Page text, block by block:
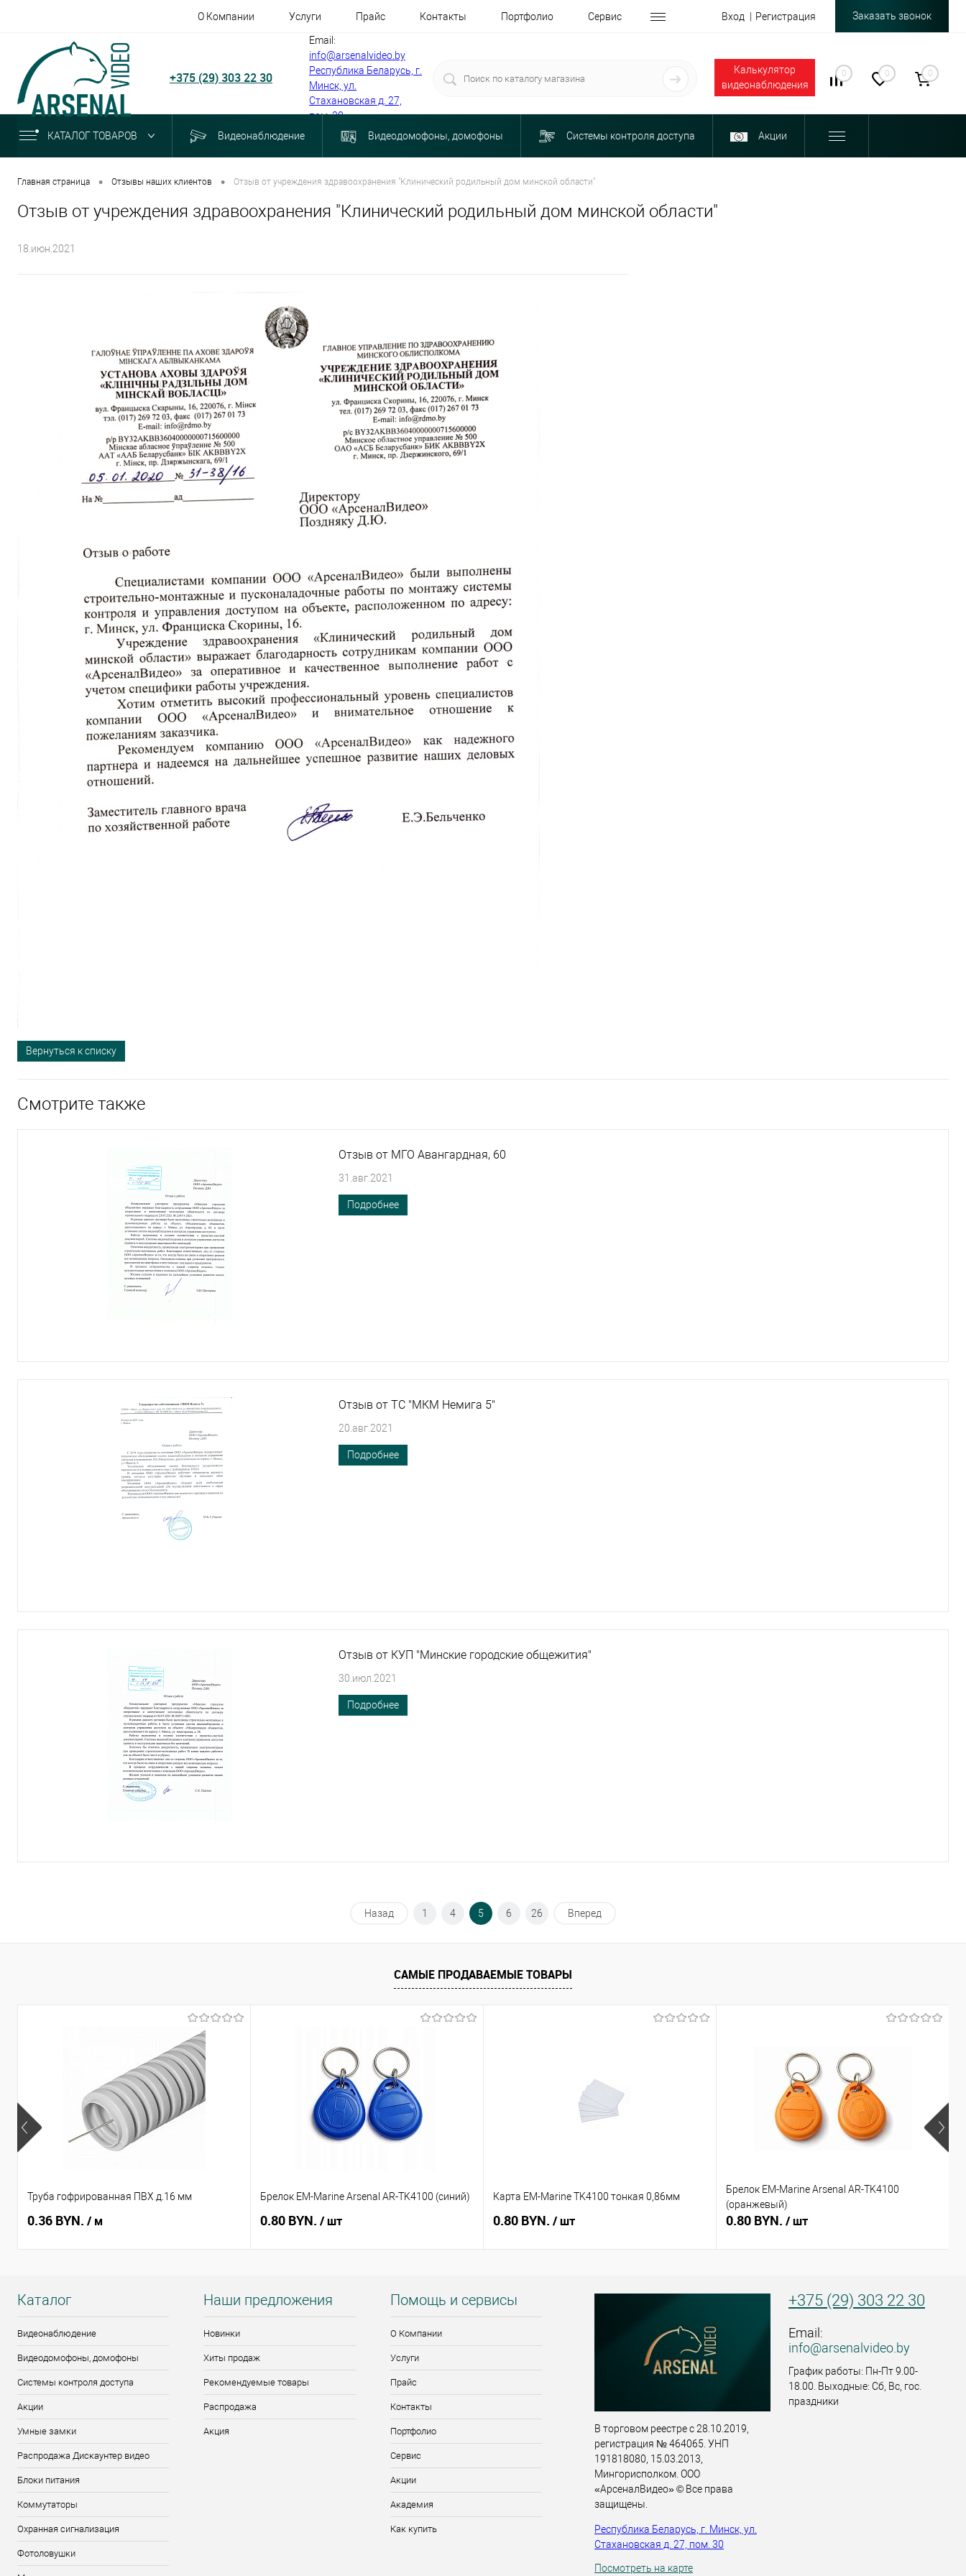
О Компании Услуги Прайс Контакты Портфолио Сервис Вход Регистрация Заказать звонок
+375 (29) 303 22 30
Email:
info@arsenalvideo.by
Республика Беларусь, г.
Минск, ул.
Стахановская д. 27,
пом. 30
Калькулятор
видеонаблюдения
0 0 0
КАТАЛОГ ТОВАРОВ Видеонаблюдение Видеодомофоны, домофоны Системы контроля доступа Акции
Главная страница • Отзывы наших клиентов • Отзыв от учреждения здравоохранения "Клинический родильный дом минской области"
Отзыв от учреждения здравоохранения "Клинический родильный дом минской области"
18.июн.2021
Вернуться к списку
Смотрите также
Отзыв от МГО Авангардная, 60
31.авг.2021
Подробнее
Отзыв от ТС "МКМ Немига 5"
20.авг.2021
Подробнее
Отзыв от КУП "Минские городские общежития"
30.июл.2021
Подробнее
Назад 1 4 5 6 26 Вперед
САМЫЕ ПРОДАВАЕМЫЕ ТОВАРЫ
Труба гофрированная ПВХ д.16 мм
0.36 BYN. / м
Брелок EM-Marine Arsenal AR-TK4100 (синий)
0.80 BYN. / шт
Карта EM-Marine TK4100 тонкая 0,86мм
0.80 BYN. / шт
Брелок EM-Marine Arsenal AR-TK4100
(оранжевый)
0.80 BYN. / шт
Каталог
Видеонаблюдение
Видеодомофоны, домофоны
Системы контроля доступа
Акции
Умные замки
Распродажа Дискаунтер видео
Блоки питания
Коммутаторы
Охранная сигнализация
Фотоловушки
Наши предложения
Новинки
Хиты продаж
Рекомендуемые товары
Распродажа
Акция
Помощь и сервисы
О Компании
Услуги
Прайс
Контакты
Портфолио
Сервис
Акции
Академия
Как купить
В торговом реестре с 28.10.2019,
регистрация № 464065. УНП
191818080, 15.03.2013,
Мингорисполком. ООО
«АрсеналВидео» © Все права
защищены.
Республика Беларусь, г. Минск, ул.
Стахановская д. 27, пом. 30
Посмотреть на карте
+375 (29) 303 22 30
Email:
info@arsenalvideo.by
График работы: Пн-Пт 9.00-
18.00. Выходные: Сб, Вс, гос.
праздники